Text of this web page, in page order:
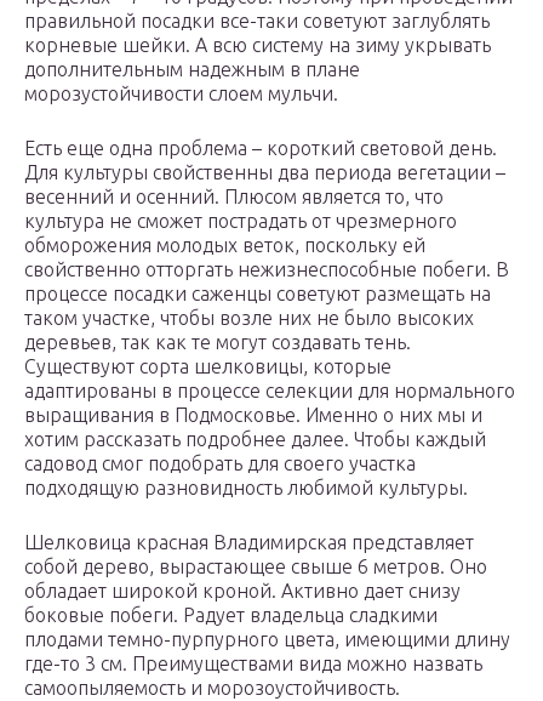
правильной посадки все-таки советуют заглублять
корневые шейки. А всю систему на зиму укрывать
дополнительным надежным в плане
морозустойчивости слоем мульчи.
Есть еще одна проблема – короткий световой день.
Для культуры свойственны два периода вегетации –
весенний и осенний. Плюсом является то, что
культура не сможет пострадать от чрезмерного
обморожения молодых веток, поскольку ей
свойственно отторгать нежизнеспособные побеги. В
процессе посадки саженцы советуют размещать на
таком участке, чтобы возле них не было высоких
деревьев, так как те могут создавать тень.
Существуют сорта шелковицы, которые
адаптированы в процессе селекции для нормального
выращивания в Подмосковье. Именно о них мы и
хотим рассказать подробнее далее. Чтобы каждый
садовод смог подобрать для своего участка
подходящую разновидность любимой культуры.
Шелковица красная Владимирская представляет
собой дерево, вырастающее свыше 6 метров. Оно
обладает широкой кроной. Активно дает снизу
боковые побеги. Радует владельца сладкими
плодами темно-пурпурного цвета, имеющими длину
где-то 3 см. Преимуществами вида можно назвать
самоопыляемость и морозоустойчивость.